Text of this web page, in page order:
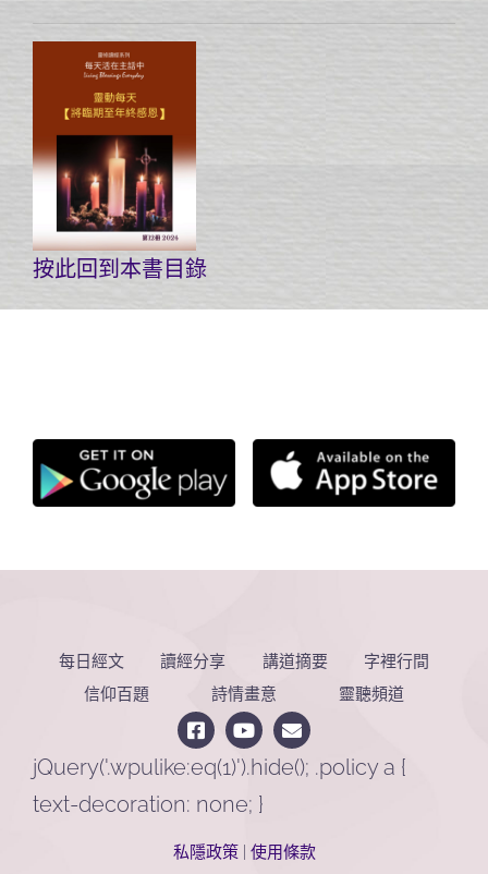
按此回到本書目錄
每日經文 讀經分享 講道摘要
字裡行間
信仰百題
詩情畫意 靈聽頻道
jQuery('.wpulike:eq(1)').hide(); .policy a {
text-decoration: none; }
私隱政策| 使用條款